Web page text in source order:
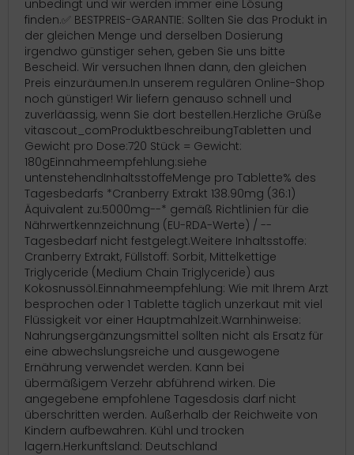
unbedingt und wir werden immer eine Lösung
finden.✅ BESTPREIS-GARANTIE: Sollten Sie das Produkt in
der gleichen Menge und derselben Dosierung
irgendwo günstiger sehen, geben Sie uns bitte
Bescheid. Wir versuchen Ihnen dann, den gleichen
Preis einzuräumen.In unserem regulären Online-Shop
noch günstiger! Wir liefern genauso schnell und
zuverläassig, wenn Sie dort bestellen.Herzliche Grüße
vitascout_comProduktbeschreibungTabletten und
Gewicht pro Dose:720 Stück = Gewicht:
180gEinnahmeempfehlung:siehe
untenstehendInhaltsstoffeMenge pro Tablette% des
Tagesbedarfs *Cranberry Extrakt 138.90mg (36:1)
Äquivalent zu:5000mg--* gemäß Richtlinien für die
Nährwertkennzeichnung (EU-RDA-Werte) / --
Tagesbedarf nicht festgelegt.Weitere Inhaltsstoffe:
Cranberry Extrakt, Füllstoff: Sorbit, Mittelkettige
Triglyceride (Medium Chain Triglyceride) aus
Kokosnussöl.Einnahmeempfehlung: Wie mit Ihrem Arzt
besprochen oder 1 Tablette täglich unzerkaut mit viel
Flüssigkeit vor einer Hauptmahlzeit.Warnhinweise:
Nahrungsergänzungsmittel sollten nicht als Ersatz für
eine abwechslungsreiche und ausgewogene
Ernährung verwendet werden. Kann bei
übermäßigem Verzehr abführend wirken. Die
angegebene empfohlene Tagesdosis darf nicht
überschritten werden. Außerhalb der Reichweite von
Kindern aufbewahren. Kühl und trocken
lagern.Herkunftsland: Deutschland